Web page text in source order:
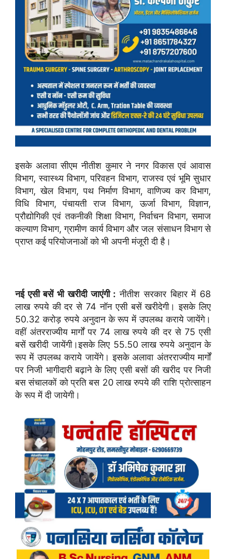
इसके अलावा सीएम नीतीश कुमार ने नगर विकास एवं आवास
विभाग, स्वास्थ्य विभाग, परिवहन विभाग, राजस्व एवं भूमि सुधार
विभाग, खेल विभाग, पथ निर्माण विभाग, वाणिज्य कर विभाग,
विधि विभाग, पंचायती राज विभाग, ऊर्जा विभाग, विज्ञान,
प्रौद्योगिकी एवं तकनीकी शिक्षा विभाग, निर्वाचन विभाग, समाज
कल्याण विभाग, ग्रामीण कार्य विभाग और जल संसाधन विभाग से
प्राप्त कई परियोजनाओं को भी अपनी मंजूरी दी है।
नई एसी बसें भी खरीदी जाएंगी : नीतीश सरकार बिहार में 68
लाख रुपये की दर से 74 नॉन एसी बसें खरीदेगी। इसके लिए
50.32 करोड़ रुपये अनुदान के रूप में उपलब्ध कराये जायेंगे।
वहीं अंतरराज्यीय मार्गों पर 74 लाख रुपये की दर से 75 एसी
बसें खरीदी जायेंगी।इसके लिए 55.50 लाख रुपये अनुदान के
रूप में उपलब्ध कराये जायेंगे। इसके अलावा अंतरराज्यीय मार्गों
पर निजी भागीदारी बढ़ाने के लिए एसी बसों की खरीद पर निजी
बस संचालकों को प्रति बस 20 लाख रुपये की राशि प्रोत्साहन
के रूप में दी जायेगी।